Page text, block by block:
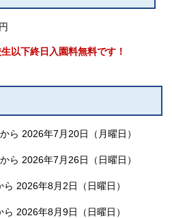
以下終日入園料無料です！
ら 2026年7月20日（月曜日）
ら 2026年7月26日（日曜日）
2026年8月2日（日曜日）
2026年8月9日（日曜日）